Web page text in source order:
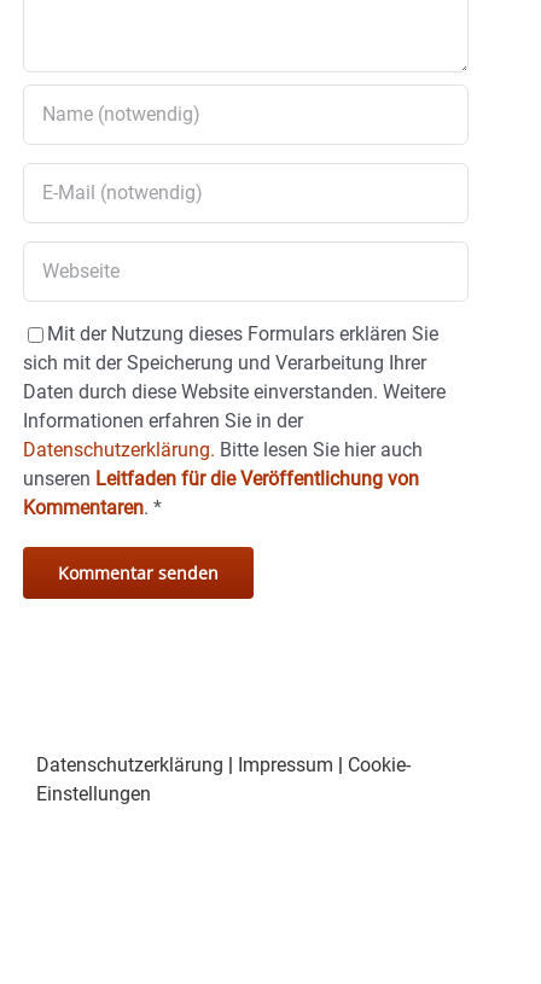
Mit der Nutzung dieses Formulars erklären Sie
sich mit der Speicherung und Verarbeitung Ihrer
Daten durch diese Website einverstanden. Weitere
Informationen erfahren Sie in der
Datenschutzerklärung. Bitte lesen Sie hier auch
unseren Leitfaden für die Veröffentlichung von
Kommentaren. *
Datenschutzerklärung | Impressum | Cookie-
Einstellungen